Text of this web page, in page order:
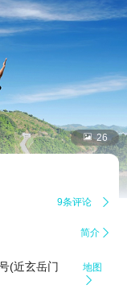
 26
9条评论 
简介 
(近玄岳门
地图
